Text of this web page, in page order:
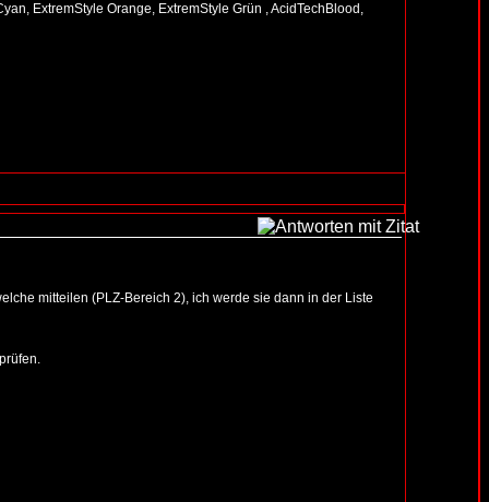
ExtremStyle Orange, ExtremStyle Grün , AcidTechBlood,
mitteilen (PLZ-Bereich 2), ich werde sie dann in der Liste